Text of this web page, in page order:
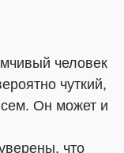
человек
чуткий,
Он может и
что